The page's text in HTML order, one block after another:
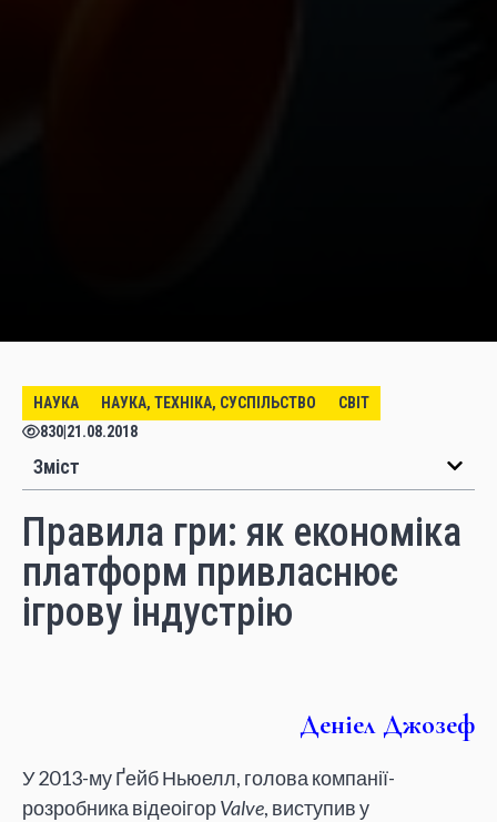
НАУКА НАУКА, ТЕХНІКА, СУСПІЛЬСТВО
СВІТ
830|21.08.2018
Зміст
Правила гри: як економіка
платформ привласнює
ігрову індустрію
Деніел Джозеф
У 2013-му Ґейб Ньюелл, голова компанії-
розробника відеоігорValve, виступив у